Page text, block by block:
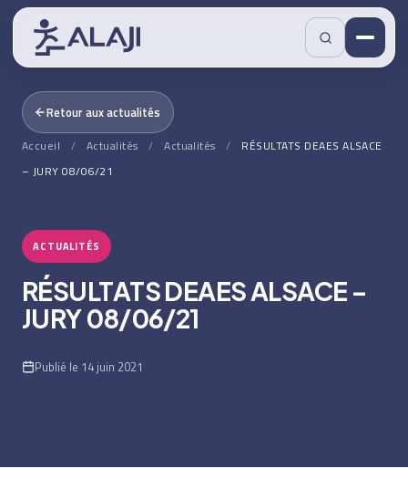
Retour aux actualités
Accueil / Actualités / Actualités /
RÉSULTATS DEAES ALSACE
– JURY 08/06/21
ACTUALITÉS
RÉSULTATS DEAES ALSACE –
JURY 08/06/21
Publié le 14 juin 2021